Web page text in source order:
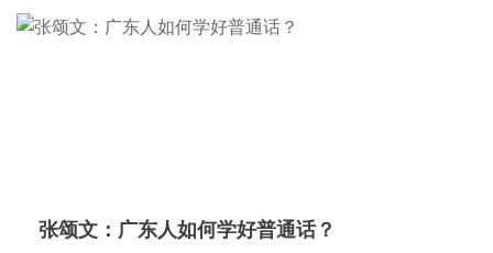
张颂文：广东人如何学好普通话？